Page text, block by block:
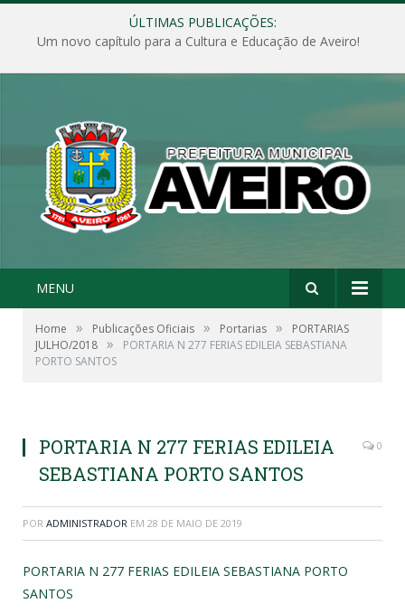
ÚLTIMAS PUBLICAÇÕES:
Um novo capítulo para a Cultura e Educação de Aveiro!
MENU
Home » Publicações Oficiais » Portarias »
PORTARIAS
JULHO/2018 »
PORTARIA N 277 FERIAS EDILEIA SEBASTIANA
PORTO SANTOS
PORTARIA N 277 FERIAS EDILEIA
SEBASTIANA PORTO SANTOS
0
POR ADMINISTRADOR EM 28 DE MAIO DE 2019
PORTARIA N 277 FERIAS EDILEIA SEBASTIANA PORTO
SANTOS